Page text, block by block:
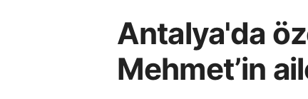
Antalya'da
Mehmet’in